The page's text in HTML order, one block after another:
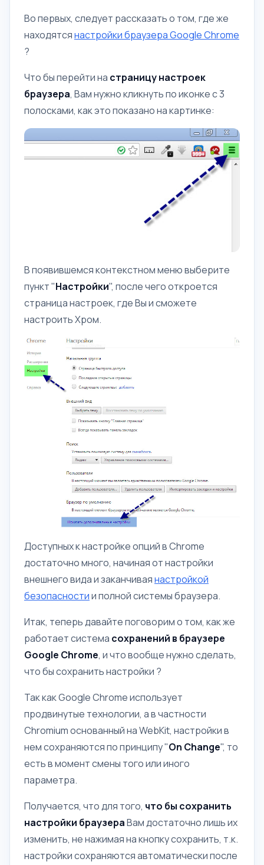
Во первых, следует рассказать о том, где же
находятсянастройки браузера Google Chrome
?
Что бы перейти на страницу настроек
браузера, Вам нужно кликнуть по иконке с 3
полосками, как это показано на картинке:
В появившемся контекстном меню выберите
пункт "Настройки", после чего откроется
страница настроек, где Вы и сможете
настроить Хром.
Доступных к настройке опций в Chrome
достаточно много, начиная от настройки
внешнего вида и заканчиваянастройкой
безопасностии полной системы браузера.
Итак, теперь давайте поговорим о том, как же
работает система сохранений в браузере
Google Chrome, и что вообще нужно сделать,
что бы сохранить настройки ?
Так как Google Chrome использует
продвинутые технологии, а в частности
Chromium основанный на WebKit, настройки в
нем сохраняются по принципу "On Change", то
есть в момент смены того или иного
параметра.
Получается, что для того, что бы сохранить
настройки браузераВам достаточно лишь их
изменить, не нажимая на кнопку сохранить, т.к.
настройки сохраняются автоматически после